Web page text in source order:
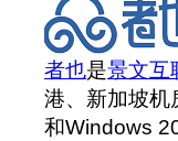
者也是景文互
港、新加坡
和Windows